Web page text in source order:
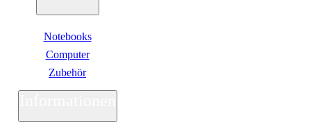
Notebooks
Computer
Zubehör